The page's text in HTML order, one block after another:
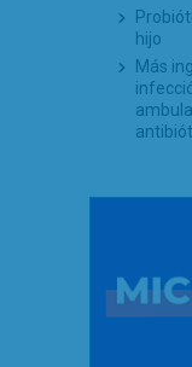
hijo
Más